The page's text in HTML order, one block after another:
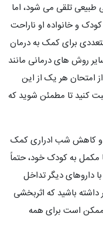
ادراری در کودکان تا 5 سالگی طبیعی تلقی می شود، اما
و خانواده او ناراحت
برای کمک به درمان
روش های درمانی مانند
از امتحان هر یک از این
کنید تا مطمئن شوید که
و کاهش شب ادراری کمک
مکمل به کودک خود، حتماً
داروهای دیگر تداخل
داشته باشید که اثربخشی
ممکن است برای همه